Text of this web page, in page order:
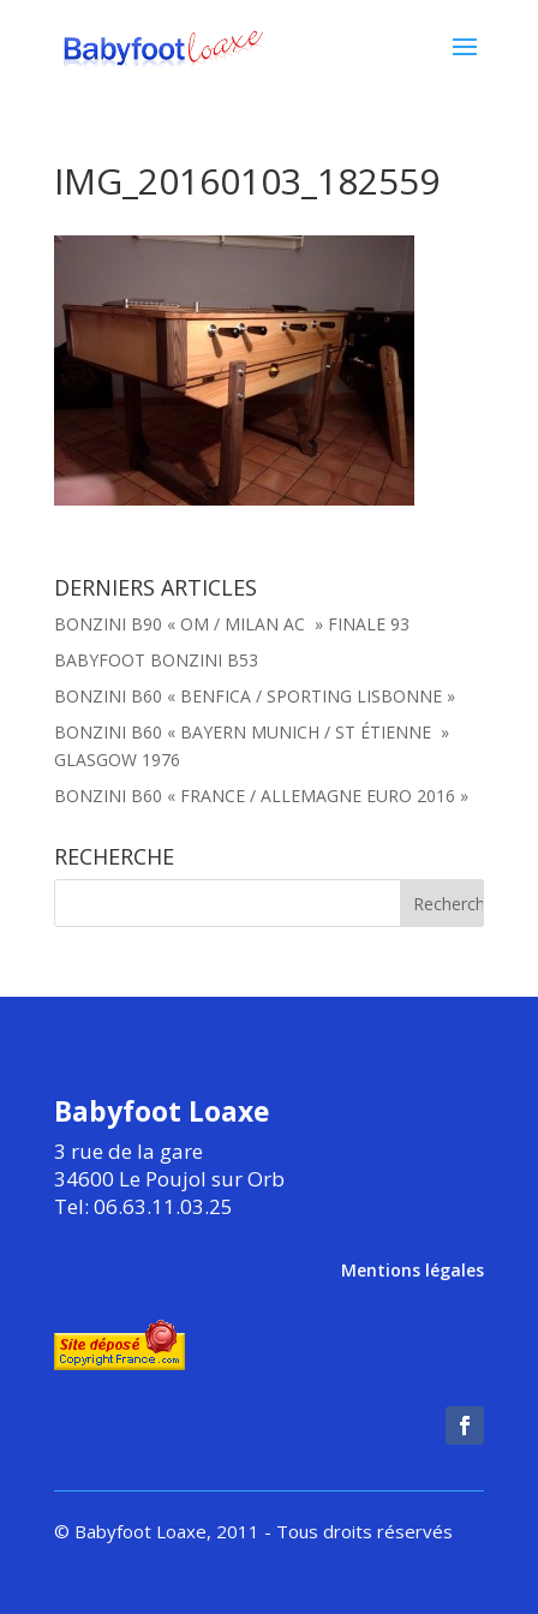
IMG_20160103_182559
DERNIERS ARTICLES
BONZINI B90 « OM / MILAN AC » FINALE 93
BABYFOOT BONZINI B53
BONZINI B60 « BENFICA / SPORTING LISBONNE »
BONZINI B60 « BAYERN MUNICH / ST ÉTIENNE »
GLASGOW 1976
BONZINI B60 « FRANCE / ALLEMAGNE EURO 2016 »
RECHERCHE
Babyfoot Loaxe
3 rue de la gare
34600 Le Poujol sur Orb
Tel: 06.63.11.03.25
Mentions légales
© Babyfoot Loaxe, 2011 - Tous droits réservés